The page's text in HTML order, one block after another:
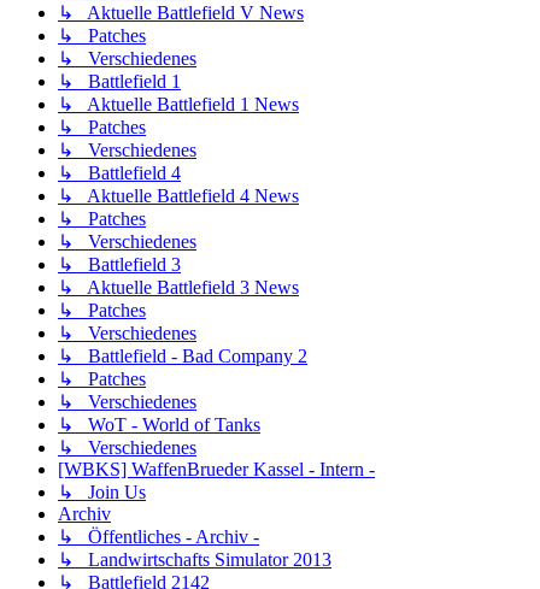
↳ Aktuelle Battlefield V News
↳ Patches
↳ Verschiedenes
↳ Battlefield 1
↳ Aktuelle Battlefield 1 News
↳ Patches
↳ Verschiedenes
↳ Battlefield 4
↳ Aktuelle Battlefield 4 News
↳ Patches
↳ Verschiedenes
↳ Battlefield 3
↳ Aktuelle Battlefield 3 News
↳ Patches
↳ Verschiedenes
↳ Battlefield - Bad Company 2
↳ Patches
↳ Verschiedenes
↳ WoT - World of Tanks
↳ Verschiedenes
[WBKS] WaffenBrueder Kassel - Intern -
↳ Join Us
Archiv
↳ Öffentliches - Archiv -
↳ Landwirtschafts Simulator 2013
↳ Battlefield 2142